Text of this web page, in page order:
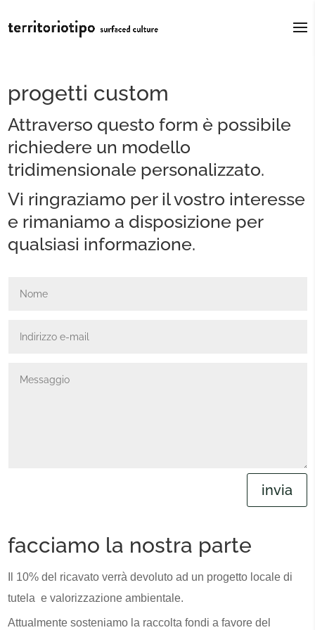
progetti custom
Attraverso questo form è possibile
richiedere un modello
tridimensionale personalizzato.
Vi ringraziamo per il vostro interesse
e rimaniamo a disposizione per
qualsiasi informazione.
invia
facciamo la nostra parte
Il 10% del ricavato verrà devoluto ad un progetto locale di
tutela e valorizzazione ambientale.
Attualmente sosteniamo la raccolta fondi a favore del